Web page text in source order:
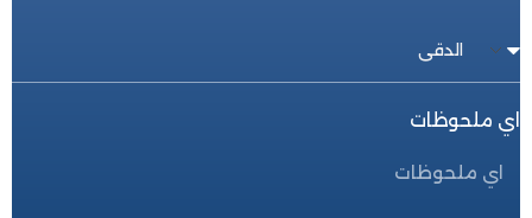
اي ملحوظات